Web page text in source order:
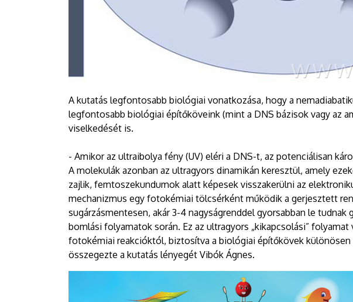
A kutatás legfontosabb biológiai vonatkozása, hogy a
legfontosabb biológiai építőköveink (mint a DNS bázisok vagy az
viselkedését is.
- Amikor az ultraibolya fény (UV) eléri a DNS-t, az potenciálisan
A molekulák azonban az ultragyors dinamikán keresztül, amely
zajlik, femtoszekundumok alatt képesek visszakerülni az
mechanizmus egy fotokémiai tölcsérként működik a gerjesztett
sugárzásmentesen, akár 3-4 nagyságrenddel gyorsabban le
bomlási folyamatok során. Ez az ultragyors „kikapcsolási”
fotokémiai reakcióktól, biztosítva a biológiai építőkövek
összegezte a kutatás lényegét Vibók Ágnes.